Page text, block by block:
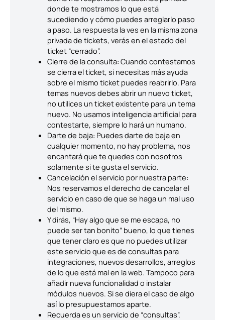
donde te mostramos lo que está
sucediendo y cómo puedes arreglarlo paso
a paso. La respuesta la ves en la misma zona
privada de tickets, verás en el estado del
ticket “cerrado”.
Cierre de la consulta: Cuando contestamos
se cierra el ticket, si necesitas más ayuda
sobre el mismo ticket puedes reabrirlo. Para
temas nuevos debes abrir un nuevo ticket,
no utilices un ticket existente para un tema
nuevo. No usamos inteligencia artificial para
contestarte, siempre lo hará un humano.
Darte de baja: Puedes darte de baja en
cualquier momento, no hay problema, nos
encantará que te quedes con nosotros
solamente si te gusta el servicio.
Cancelación el servicio por nuestra parte:
Nos reservamos el derecho de cancelar el
servicio en caso de que se haga un mal uso
del mismo.
Y dirás, “Hay algo que se me escapa, no
puede ser tan bonito” bueno, lo que tienes
que tener claro es que no puedes utilizar
este servicio que es de consultas para
integraciones, nuevos desarrollos, arreglos
de lo que está mal en la web. Tampoco para
añadir nueva funcionalidad o instalar
módulos nuevos. Si se diera el caso de algo
así lo presupuestamos aparte.
Recuerda es un servicio de “consultas”.